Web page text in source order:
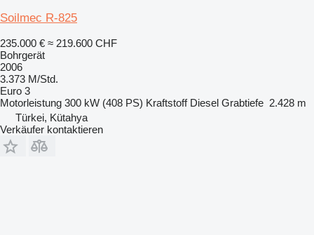
Soilmec R-825
235.000 € ≈ 219.600 CHF
Bohrgerät
2006
3.373 M/Std.
Euro 3
Motorleistung 300 kW (408 PS) Kraftstoff Diesel Grabtiefe 2.428 m
Türkei, Kütahya
Verkäufer kontaktieren